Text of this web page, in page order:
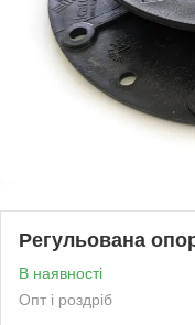
Регульована
В наявності
Опт і роздріб